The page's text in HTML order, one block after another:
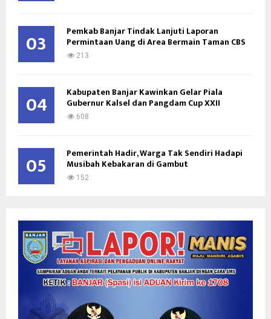
03 Pemkab Banjar Tindak Lanjuti Laporan
Permintaan Uang di Area Bermain Taman CBS
213
04 Kabupaten Banjar Kawinkan Gelar Piala
Gubernur Kalsel dan Pangdam Cup XXII
608
05 Pemerintah Hadir, Warga Tak Sendiri Hadapi
Musibah Kebakaran di Gambut
152